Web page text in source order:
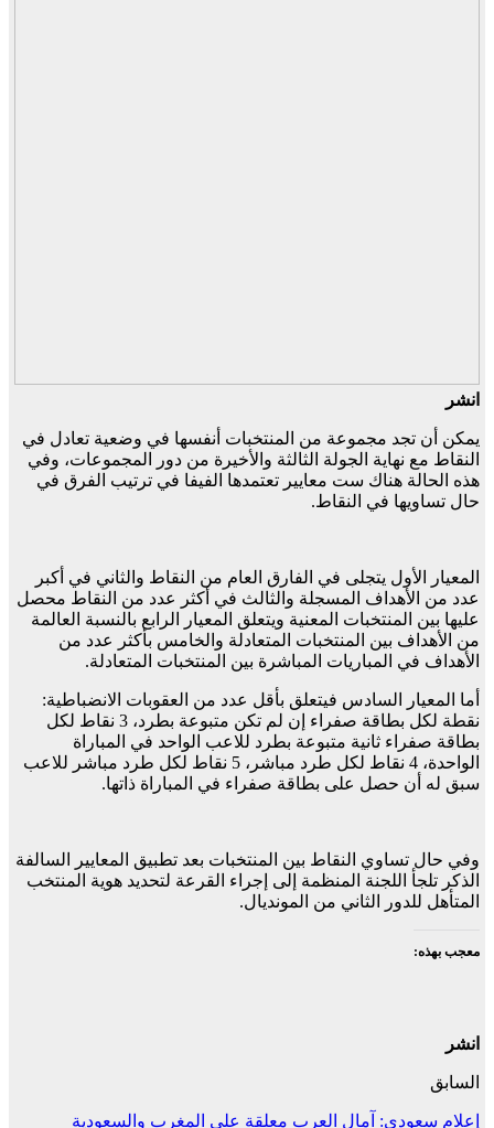
انشر
يمكن أن تجد مجموعة من المنتخبات أنفسها في وضعية تعادل في
النقاط مع نهاية الجولة الثالثة والأخيرة من دور المجموعات، وفي
هذه الحالة هناك ست معايير تعتمدها الفيفا في ترتيب الفرق في
حال تساويها في النقاط.
المعيار الأول يتجلى في الفارق العام من النقاط والثاني في أكبر
عدد من الأهداف المسجلة والثالث في أكثر عدد من النقاط محصل
عليها بين المنتخبات المعنية ويتعلق المعيار الرابع بالنسبة العالمة
من الأهداف بين المنتخبات المتعادلة والخامس بأكثر عدد من
الأهداف في المباريات المباشرة بين المنتخبات المتعادلة.
أما المعيار السادس فيتعلق بأقل عدد من العقوبات الانضباطية:
نقطة لكل بطاقة صفراء إن لم تكن متبوعة بطرد، 3 نقاط لكل
بطاقة صفراء ثانية متبوعة بطرد للاعب الواحد في المباراة
الواحدة، 4 نقاط لكل طرد مباشر، 5 نقاط لكل طرد مباشر للاعب
سبق له أن حصل على بطاقة صفراء في المباراة ذاتها.
وفي حال تساوي النقاط بين المنتخبات بعد تطبيق المعايير السالفة
الذكر تلجأ اللجنة المنظمة إلى إجراء القرعة لتحديد هوية المنتخب
المتأهل للدور الثاني من المونديال.
معجب بهذه:
انشر
السابق
إعلام سعودي: آمال العرب معلقة على المغرب والسعودية